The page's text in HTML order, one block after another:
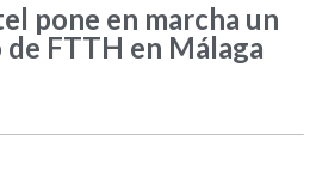
pone en marcha un
FTTH en Málaga